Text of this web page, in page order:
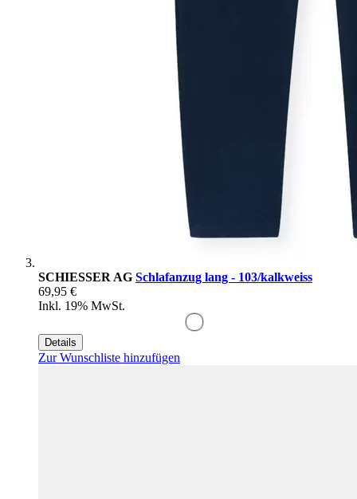
SCHIESSER AG Schlafanzug lang - 103/kalkweiss
69,95 €
Inkl. 19% MwSt.
Details
Zur Wunschliste hinzufügen